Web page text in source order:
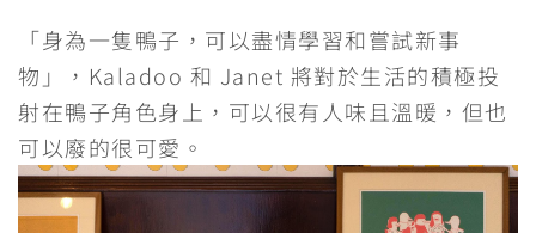
「身為一隻鴨子，可以盡情學習和嘗試新事
物」，Kaladoo 和 Janet 將對於生活的積極投
射在鴨子角色身上，可以很有人味且溫暖，但也
可以廢的很可愛。